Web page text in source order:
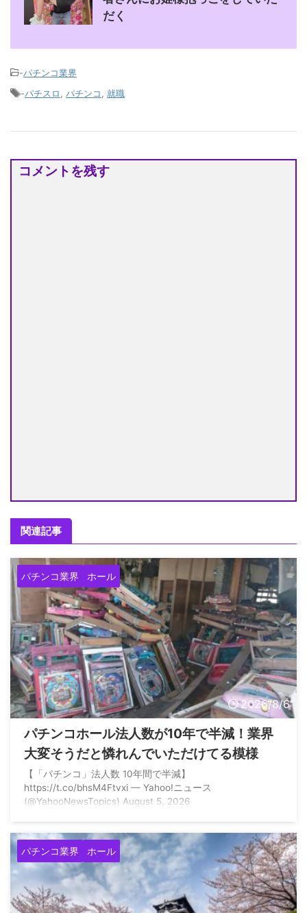
だく
-パチンコ業界
-パチスロ パチンコ 就職
コメントを残す
関連記事
パチンコ業界 ホール
2026/8/6
パチンコホール法人数が10年で半減！業界
大変そうだと憐れんでいただけてる模様
【「パチンコ」法人数 10年間で半減】
https://t.co/bhsM4Ftvxi — Yahoo!ニュース
(@YahooNewsTopics) August 5, 2026
パチンコ業界 ホール